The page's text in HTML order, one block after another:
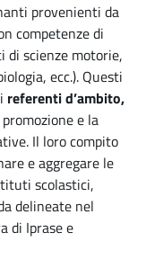
provenienti da
competenze di
scienze motorie,
ecc.). Questi
referenti d’ambito,
e la
Il loro compito
e aggregare le
scolastici,
delineate nel
di Iprase e